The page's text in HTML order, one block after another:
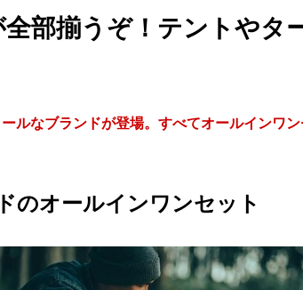
部揃うぞ！テントやタ
ルなブランドが登場。すべてオールインワ
のオールインワンセット